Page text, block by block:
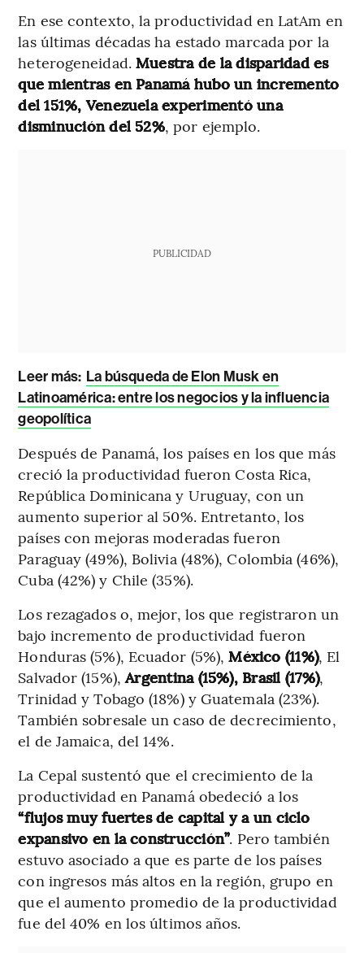
En ese contexto, la productividad en LatAm en
las últimas décadas ha estado marcada por la
heterogeneidad. Muestra de la disparidad es
que mientras en Panamá hubo un incremento
del 151%, Venezuela experimentó una
disminución del 52%, por ejemplo.
PUBLICIDAD
Leer más: La búsqueda de Elon Musk en
Latinoamérica: entre los negocios y la influencia
geopolítica
Después de Panamá, los países en los que más
creció la productividad fueron Costa Rica,
República Dominicana y Uruguay, con un
aumento superior al 50%. Entretanto, los
países con mejoras moderadas fueron
Paraguay (49%), Bolivia (48%), Colombia (46%),
Cuba (42%) y Chile (35%).
Los rezagados o, mejor, los que registraron un
bajo incremento de productividad fueron
Honduras (5%), Ecuador (5%),México (11%), El
Salvador (15%), Argentina (15%), Brasil (17%),
Trinidad y Tobago (18%) y Guatemala (23%).
También sobresale un caso de decrecimiento,
el de Jamaica, del 14%.
La Cepal sustentó que el crecimiento de la
productividad en Panamá obedeció a los
“flujos muy fuertes de capital y a un ciclo
expansivo en la construcción”. Pero también
estuvo asociado a que es parte de los países
con ingresos más altos en la región, grupo en
que el aumento promedio de la productividad
fue del 40% en los últimos años.